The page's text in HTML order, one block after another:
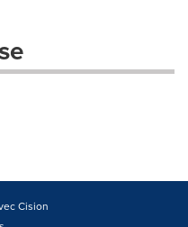
Cision